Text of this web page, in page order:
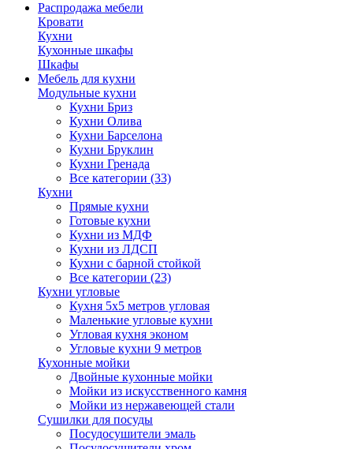
Распродажа мебели
Кровати
Кухни
Кухонные шкафы
Шкафы
Мебель для кухни
Модульные кухни
Кухни Бриз
Кухни Олива
Кухни Барселона
Кухни Бруклин
Кухни Гренада
Все категории (33)
Кухни
Прямые кухни
Готовые кухни
Кухни из МДФ
Кухни из ЛДСП
Кухни с барной стойкой
Все категории (23)
Кухни угловые
Кухня 5х5 метров угловая
Маленькие угловые кухни
Угловая кухня эконом
Угловые кухни 9 метров
Кухонные мойки
Двойные кухонные мойки
Мойки из искусственного камня
Мойки из нержавеющей стали
Сушилки для посуды
Посудосушители эмаль